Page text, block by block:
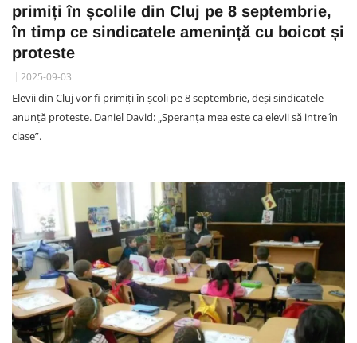
primiți în școlile din Cluj pe 8 septembrie,
în timp ce sindicatele amenință cu boicot și
proteste
2025-09-03
Elevii din Cluj vor fi primiți în școli pe 8 septembrie, deși sindicatele
anunță proteste. Daniel David: „Speranța mea este ca elevii să intre în
clase”.